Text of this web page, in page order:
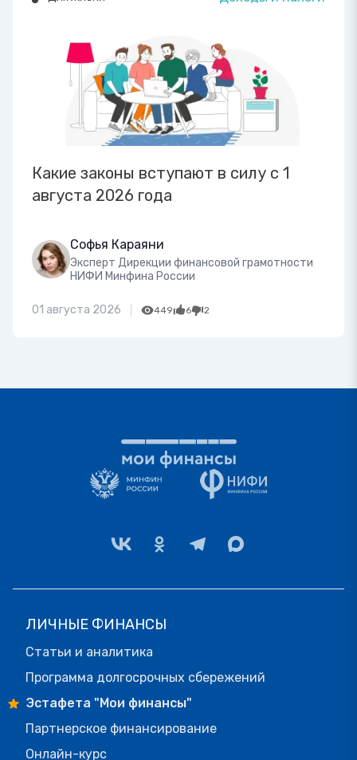
Какие законы вступают в силу с 1
августа 2026 года
Софья Караяни
Эксперт Дирекции финансовой грамотности
НИФИ Минфина России
01 августа 2026 449 6 2
ЛИЧНЫЕ ФИНАНСЫ
Статьи и аналитика
Программа долгосрочных сбережений
Эстафета "Мои финансы"
Партнерское финансирование
Онлайн-курс